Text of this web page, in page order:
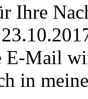
Ihre
E-Mail
in